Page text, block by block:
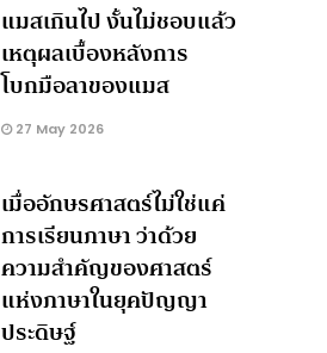
แมสเกินไป งั้นไม่ชอบแล้ว
เหตุผลเบื้องหลังการ
โบกมือลาของแมส
27 May 2026
เมื่ออักษรศาสตร์ไม่ใช่แค่
การเรียนภาษา ว่าด้วย
ความสำคัญของศาสตร์
แห่งภาษาในยุคปัญญา
ประดิษฐ์